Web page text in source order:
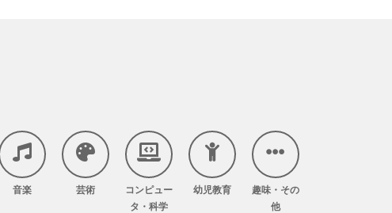
音楽 芸術
コンピュー
タ・科学
幼児教育
趣味・その
他